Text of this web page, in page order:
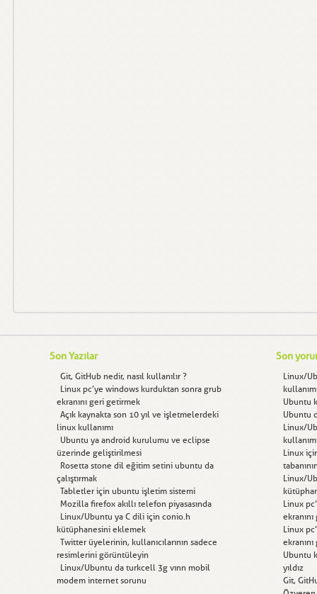
Son Yazılar
Git, GitHub nedir, nasıl kullanılır ?
Linux pc’ye windows kurduktan sonra grub
ekranını geri getirmek
Açık kaynakta son 10 yıl ve işletmelerdeki
linux kullanımı
Ubuntu ya android kurulumu ve eclipse
üzerinde geliştirilmesi
Rosetta stone dil eğitim setini ubuntu da
çalıştırmak
Tabletler için ubuntu işletim sistemi
Mozilla firefox akıllı telefon piyasasında
Linux/Ubuntu ya C dili için conio.h
kütüphanesini eklemek
Twitter üyelerinin, kullanıcılarının sadece
resimlerini görüntüleyin
Linux/Ubuntu da turkcell 3g vınn mobil
modem internet sorunu
Son
Linux/
Ubuntu
Ubuntu
Linux/
Linux
Linux/
Linux
Linux
Ubuntu
yıldız
Git,